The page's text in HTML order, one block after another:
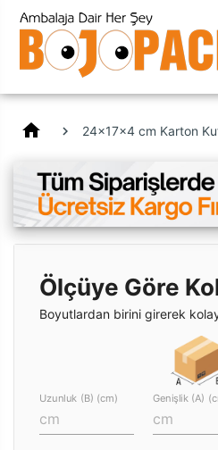
home 24x17x4 cm Karton
Ölçüye Göre
Boyutlardan birini girerek
Uzunluk (B) (cm) Genişlik (A)